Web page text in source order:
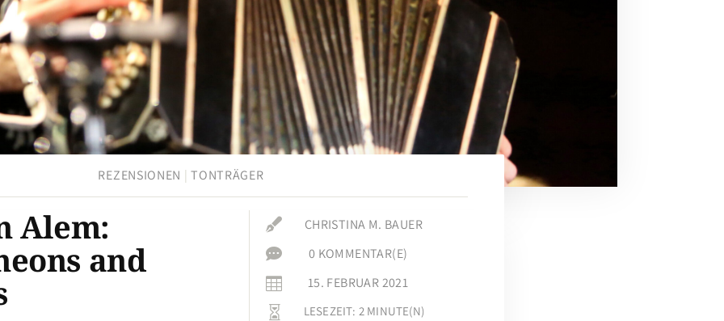
REZENSIONEN |TONTRÄGER
Alem:
and

CHRISTINA M. BAUER

0 KOMMENTAR(E)
 15. FEBRUAR 2021
 LESEZEIT: 2 MINUTE(N)